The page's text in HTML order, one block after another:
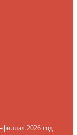
филиал 2026 год